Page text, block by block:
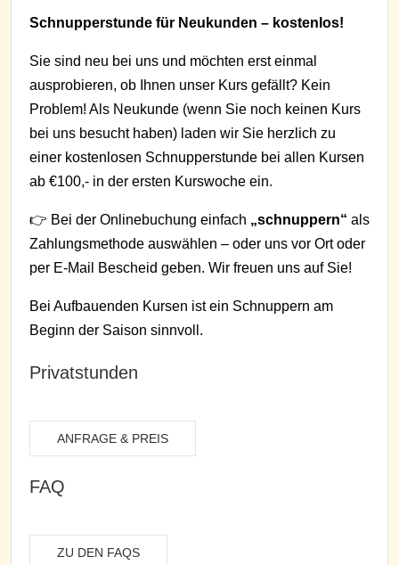
Schnupperstunde für Neukunden – kostenlos!
Sie sind neu bei uns und möchten erst einmal
ausprobieren, ob Ihnen unser Kurs gefällt? Kein
Problem! Als Neukunde (wenn Sie noch keinen Kurs
bei uns besucht haben) laden wir Sie herzlich zu
einer kostenlosen Schnupperstunde bei allen Kursen
ab €100,- in der ersten Kurswoche ein.
👉 Bei der Onlinebuchung einfach „schnuppern“ als
Zahlungsmethode auswählen – oder uns vor Ort oder
per E-Mail Bescheid geben. Wir freuen uns auf Sie!
Bei Aufbauenden Kursen ist ein Schnuppern am
Beginn der Saison sinnvoll.
Privatstunden
ANFRAGE & PREIS
FAQ
ZU DEN FAQS